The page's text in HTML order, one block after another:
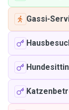
Gassi-